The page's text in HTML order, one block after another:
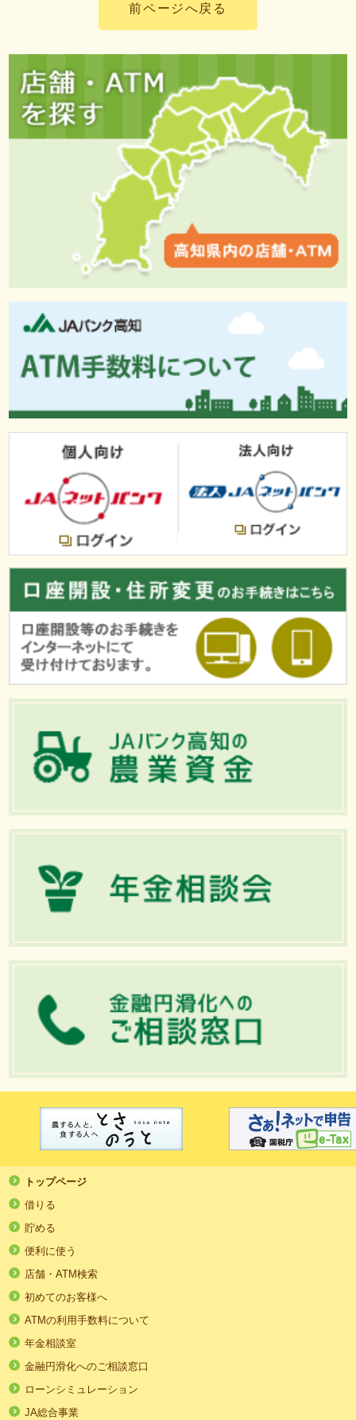
前ページへ戻る
トップページ
借りる
貯める
便利に使う
店舗・ATM検索
初めてのお客様へ
ATMの利用手数料について
年金相談室
金融円滑化へのご相談窓口
ローンシミュレーション
JA総合事業